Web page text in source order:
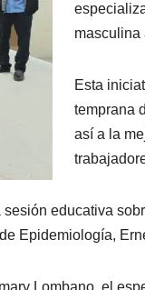
masculina
Esta
temprana
así a la
educativa
Epidemiología,
Lombano, el